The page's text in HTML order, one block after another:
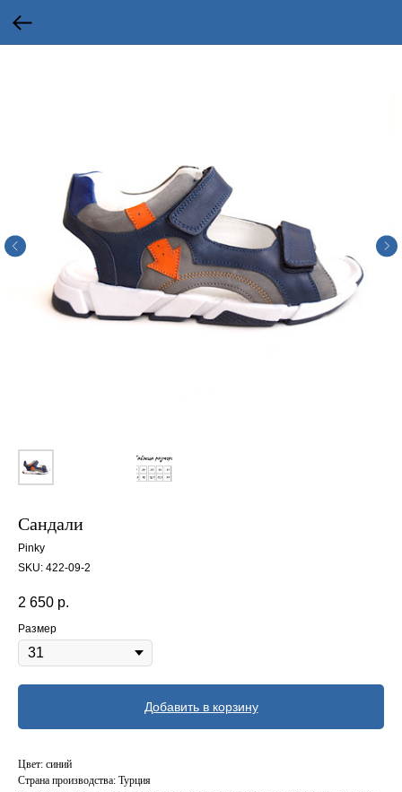
Сандали
Pinky
SKU: 422-09-2
2 650 р.
Размер
Добавить в корзину
Цвет: синий
Страна производства: Турция